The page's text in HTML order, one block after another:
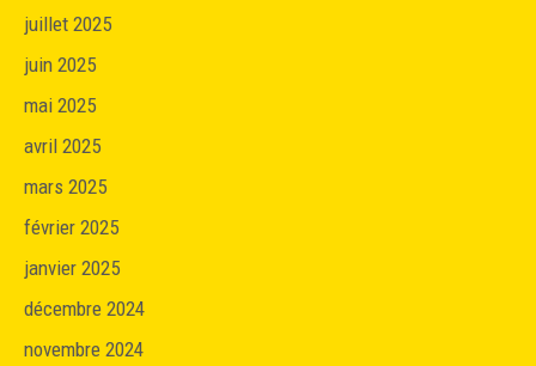
juillet 2025
juin 2025
mai 2025
avril 2025
mars 2025
février 2025
janvier 2025
décembre 2024
novembre 2024